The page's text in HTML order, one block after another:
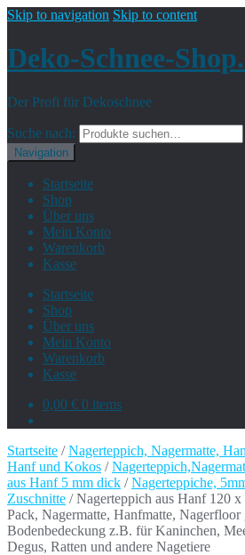
Skip to navigation Skip to content
Deko-Schnee-
Der Profi für Dekoschnee
Suche nach:
Navigation
Startseite
Shop
Über uns
Mein Konto
Warenkorb
Kasse
Startseite
Shop
Über uns
Mein Konto
Warenkorb
Kasse
0,00 € 0 items
Startseite /Nagerteppich, Nagermatte,
Hanf und Kokos /
aus Hanf 5 mm dick /Nagerteppiche,
Zuschnitte / Nagerteppich aus Hanf 120
Pack, Nagermatte, Hanfmatte, Nagerfloor
Bodenbedeckung z.B. für Kaninchen,
Degus, Ratten und andere Nagetiere